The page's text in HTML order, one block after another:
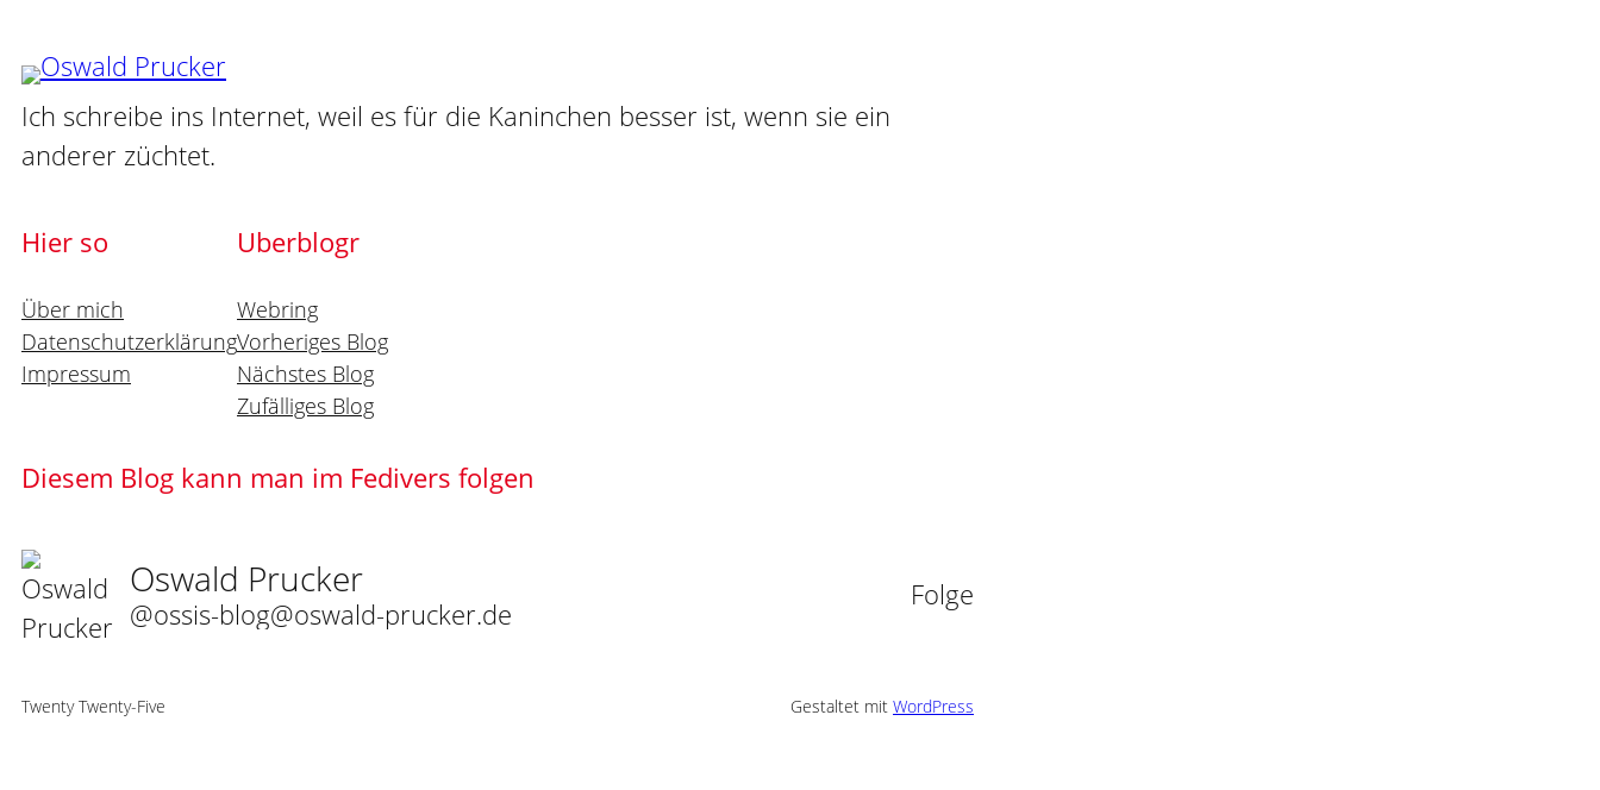
Ich schreibe ins Internet, weil es für die Kaninchen besser ist, wenn sie ein
anderer züchtet.
Hier so
Über mich
Datenschutzerklärung
Impressum
Uberblogr
Webring
Vorheriges Blog
Nächstes Blog
Zufälliges Blog
Diesem Blog kann man im Fedivers folgen
Oswald Prucker
@ossis-blog@oswald-prucker.de
Folge
Twenty Twenty-Five Gestaltet mit WordPress